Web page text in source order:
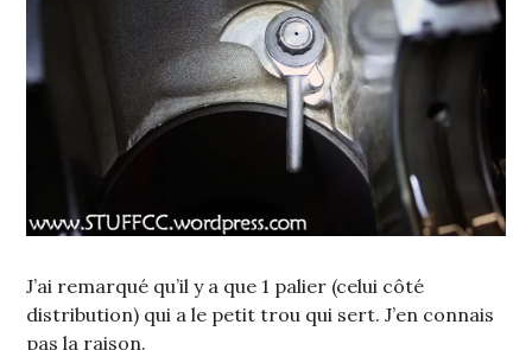
J’ai remarqué qu’il y a que 1 palier (celui côté
distribution) qui a le petit trou qui sert. J’en connais
pas la raison.